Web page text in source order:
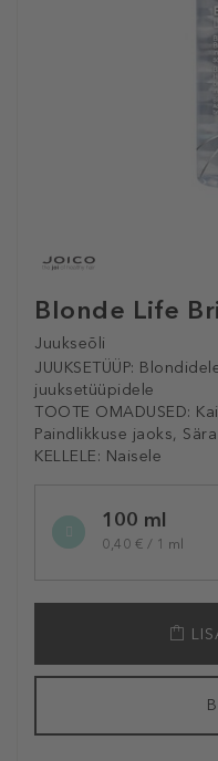
Blonde Life
Juukseõli
JUUKSETÜÜP:
juuksetüüpidele
TOOTE OMADUSED:
Paindlikkuse jaoks,
KELLELE: Naisele
variation100 ml
0,40 € / 1 ml